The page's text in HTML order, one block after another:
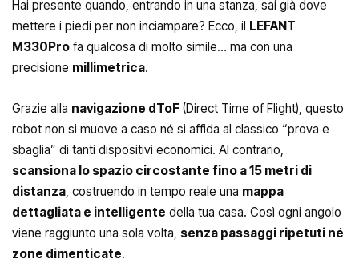
Hai presente quando, entrando in una stanza, sai già dove
mettere i piedi per non inciampare? Ecco, il LEFANT
M330Pro fa qualcosa di molto simile… ma con una
precisione millimetrica.
Grazie alla navigazione dToF (Direct Time of Flight), questo
robot non si muove a caso né si affida al classico “prova e
sbaglia” di tanti dispositivi economici. Al contrario,
scansiona lo spazio circostante fino a 15 metri di
distanza, costruendo in tempo reale una mappa
dettagliata e intelligente della tua casa. Così ogni angolo
viene raggiunto una sola volta, senza passaggi ripetuti né
zone dimenticate.